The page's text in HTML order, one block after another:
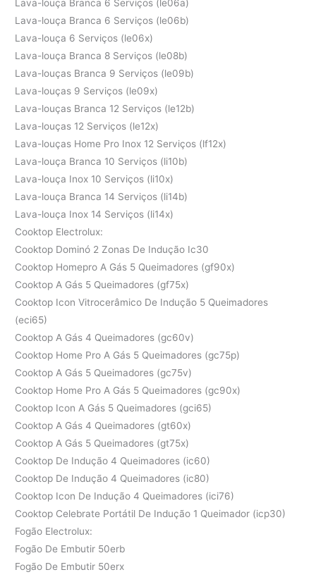
Lava-louça Branca 6 Serviços (le06a)
Lava-louça Branca 6 Serviços (le06b)
Lava-louça 6 Serviços (le06x)
Lava-louça Branca 8 Serviços (le08b)
Lava-louças Branca 9 Serviços (le09b)
Lava-louças 9 Serviços (le09x)
Lava-louças Branca 12 Serviços (le12b)
Lava-louças 12 Serviços (le12x)
Lava-louças Home Pro Inox 12 Serviços (lf12x)
Lava-louça Branca 10 Serviços (li10b)
Lava-louça Inox 10 Serviços (li10x)
Lava-louça Branca 14 Serviços (li14b)
Lava-louça Inox 14 Serviços (li14x)
Cooktop Electrolux:
Cooktop Dominó 2 Zonas De Indução Ic30
Cooktop Homepro A Gás 5 Queimadores (gf90x)
Cooktop A Gás 5 Queimadores (gf75x)
Cooktop Icon Vitrocerâmico De Indução 5 Queimadores
(eci65)
Cooktop A Gás 4 Queimadores (gc60v)
Cooktop Home Pro A Gás 5 Queimadores (gc75p)
Cooktop A Gás 5 Queimadores (gc75v)
Cooktop Home Pro A Gás 5 Queimadores (gc90x)
Cooktop Icon A Gás 5 Queimadores (gci65)
Cooktop A Gás 4 Queimadores (gt60x)
Cooktop A Gás 5 Queimadores (gt75x)
Cooktop De Indução 4 Queimadores (ic60)
Cooktop De Indução 4 Queimadores (ic80)
Cooktop Icon De Indução 4 Queimadores (ici76)
Cooktop Celebrate Portátil De Indução 1 Queimador (icp30)
Fogão Electrolux:
Fogão De Embutir 50erb
Fogão De Embutir 50erx